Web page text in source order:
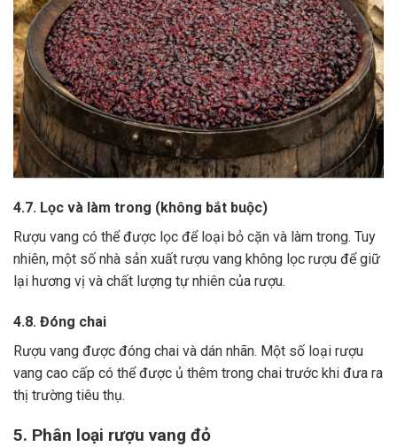
4.7. Lọc và làm trong (không bắt buộc)
Rượu vang có thể được lọc để loại bỏ cặn và làm trong. Tuy
nhiên, một số nhà sản xuất rượu vang không lọc rượu để giữ
lại hương vị và chất lượng tự nhiên của rượu.
4.8. Đóng chai
Rượu vang được đóng chai và dán nhãn. Một số loại rượu
vang cao cấp có thể được ủ thêm trong chai trước khi đưa ra
thị trường tiêu thụ.
5. Phân loại rượu vang đỏ